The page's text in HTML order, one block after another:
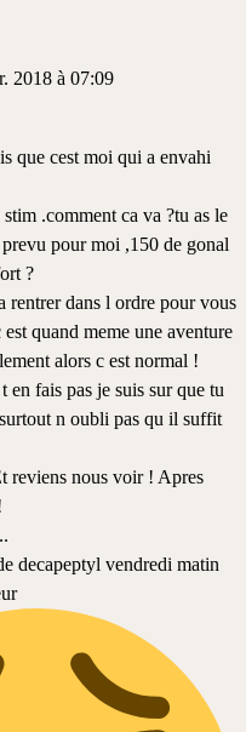
2018 à 07:09
que cest moi qui a envahi
.comment ca va ?tu as le
pour moi ,150 de gonal
?
rentrer dans l ordre pour vous
quand meme une aventure
alors c est normal !
en fais pas je suis sur que tu
n oubli pas qu il suffit
reviens nous voir ! Apres
decapeptyl vendredi matin